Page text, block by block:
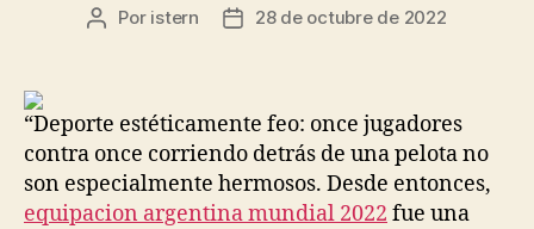
Autor
Por istern
Fecha28 de octubre de 2022
“Deporte estéticamente feo: once jugadores
contra once corriendo detrás de una pelota no
son especialmente hermosos. Desde entonces,
equipacion argentina mundial 2022 fue una